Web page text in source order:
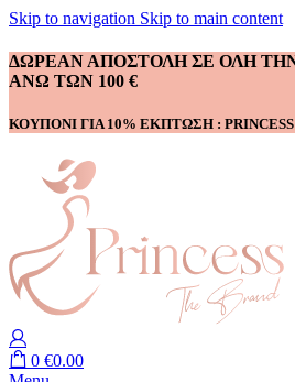
Skip to navigation Skip to main content
ΔΩΡΕΑΝ ΑΠΟΣΤΟΛΗ ΣΕ ΟΛΗ
ΑΝΩ ΤΩΝ 100 €
ΚΟΥΠΟΝΙ ΓΙΑ 10% ΕΚΠΤΩΣΗ :
0 €0.00